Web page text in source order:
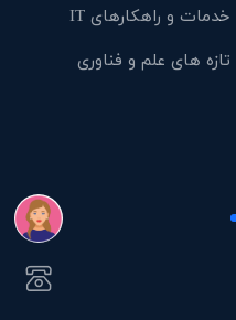
خدمات و راهکارهای IT
تازه های علم و فناوری